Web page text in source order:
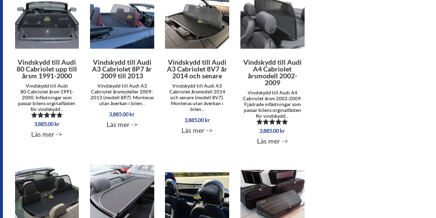
Vindskydd till Audi
80 Cabriolet upp till
årsm 1991-2000
Vindskydd till Audi
80 Cabriolet årsm 1991-
2000. Infästningar som
passar bilens orginalfästen
för vindskydd...
Betygsatt
av 5
3,885.00kr
Läs mer ->
Vindskydd till Audi
A3 Cabriolet 8P7 år
2009 till 2013
Vindskydd till Audi A3
Cabriolet årsmodeller 2009-
2013 (modell 8P7). Monteras
utan åverkan i bilen...
3,885.00kr
Läs mer ->
Vindskydd till Audi
A3 Cabriolet 8V7 år
2014 och senare
Vindskydd till Audi A3
Cabriolet årsmodell 2014
och senare (modell 8V7).
Monteras utan åverkan i
bilen...
3,885.00kr
Läs mer ->
Vindskydd till Audi
A4 Cabriolet
årsmodell 2002-
2009
Vindskydd till Audi A4
Cabriolet årsm 2002-2009.
Fjädrade infästningar som
passar bilens orginalfästen
för vindskydd...
Betygsatt
av 5
3,885.00kr
Läs mer ->